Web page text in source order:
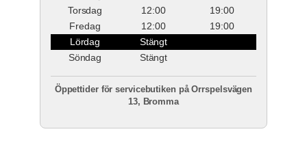
Torsdag
12:00
19:00
Fredag
12:00
19:00
Lördag
Stängt
Söndag
Stängt
Öppettider för servicebutiken på Orrspelsvägen
13, Bromma